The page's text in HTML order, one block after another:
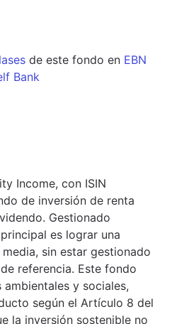
de este fondo en EBN
Bank
Income, con ISIN
de inversión de renta
Gestionado
es lograr una
sin estar gestionado
referencia. Este fondo
y sociales,
según el Artículo 8 del
la inversión sostenible no